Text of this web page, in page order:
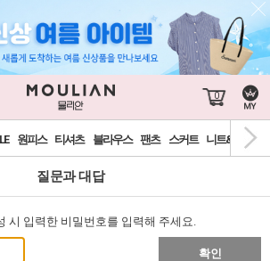
0
원피스 티셔츠 블라우스 팬츠 스커트 니트&가디건
질문과 대답
시 입력한 비밀번호를 입력해 주세요.
확인